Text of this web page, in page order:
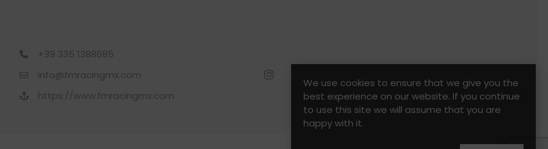
+39 335 1388685
info@fmracingmx.com
https://www.fmracingmx.com
We use cookies to ensure that we give you the
best experience on our website. If you continue
to use this site we will assume that you are
happy with it.